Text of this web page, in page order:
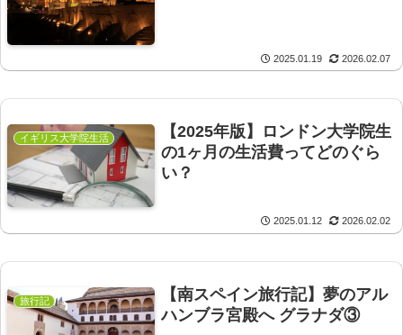
2025.01.19 2026.02.07
イギリス大学院生活
【2025年版】ロンドン大学院生
の1ヶ月の生活費ってどのぐら
い？
2025.01.12 2026.02.02
旅行記
【南スペイン旅行記】夢のアル
ハンブラ宮殿へ グラナダ③